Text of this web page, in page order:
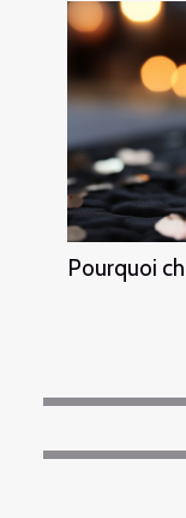
Pourquoi